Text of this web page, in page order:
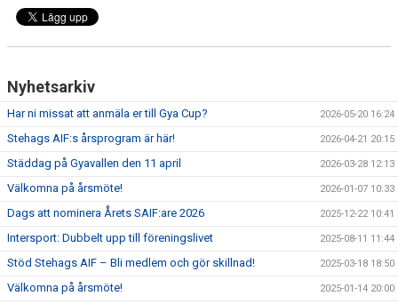
Nyhetsarkiv
Har ni missat att anmäla er till Gya Cup? 2026-05-20 16:24
Stehags AIF:s årsprogram är här! 2026-04-21 20:15
Städdag på Gyavallen den 11 april 2026-03-28 12:13
Välkomna på årsmöte! 2026-01-07 10:33
Dags att nominera Årets SAIF:are 2026 2025-12-22 10:41
Intersport: Dubbelt upp till föreningslivet 2025-08-11 11:44
Stöd Stehags AIF – Bli medlem och gör skillnad! 2025-03-18 18:50
Välkomna på årsmöte! 2025-01-14 20:00